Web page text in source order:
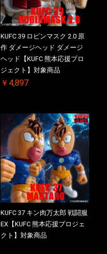
KUFC 39 ロビンマスク 2.0 原
作 ダメージヘッド ダメージ
ヘッド【KUFC 熊本応援プロ
ジェクト】対象商品
￥4,897
KUFC 37 キン肉万太郎 戦闘服
EX【KUFC 熊本応援プロジェ
クト】対象商品